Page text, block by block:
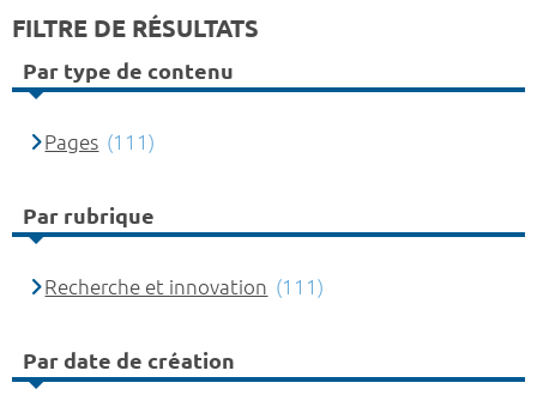
FILTRE DE RÉSULTATS
Par type de contenu
Pages (111)
Par rubrique
Recherche et innovation (111)
Par date de création